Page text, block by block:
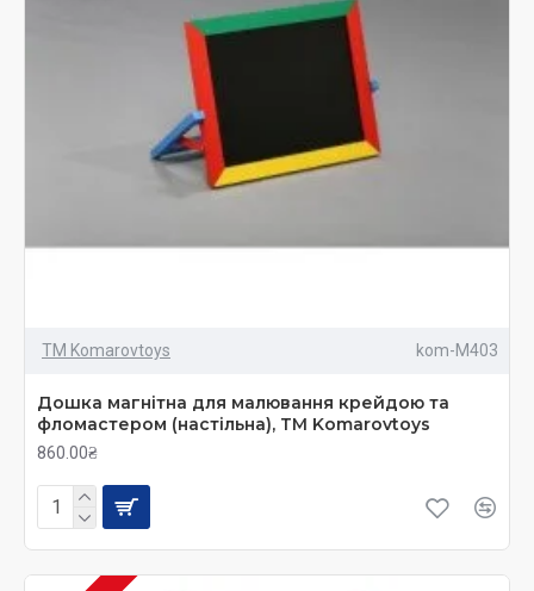
ТМ Komarovtoys kom-M403
Дошка магнітна для малювання крейдою та
фломастером (настільна), ТМ Komarovtoys
860.00₴